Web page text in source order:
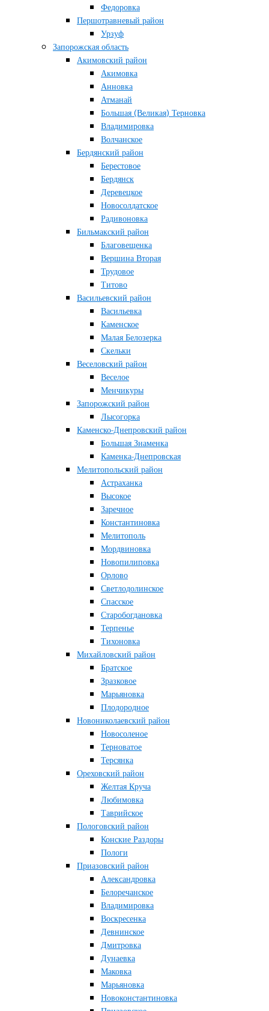
Федоровка
Першотравневый район
Урзуф
Запорожская область
Акимовский район
Акимовка
Анновка
Атманай
Большая (Великая) Терновка
Владимировка
Волчанское
Бердянский район
Берестовое
Бердянск
Деревецкое
Новосолдатское
Радивоновка
Бильмакский район
Благовещенка
Вершина Вторая
Трудовое
Титово
Васильевский район
Васильевка
Каменское
Малая Белозерка
Скельки
Веселовский район
Веселое
Менчикуры
Запорожский район
Лысогорка
Каменско-Днепровский район
Большая Знаменка
Каменка-Днепровская
Мелитопольский район
Астраханка
Высокое
Заречное
Константиновка
Мелитополь
Мордвиновка
Новопилиповка
Орлово
Светлодолинское
Спасское
Старобогдановка
Терпенье
Тихоновка
Михайловский район
Братское
Зразковое
Марьяновка
Плодородное
Новониколаевский район
Новосоленое
Терноватое
Терсянка
Ореховский район
Желтая Круча
Любимовка
Таврийское
Пологовский район
Конские Раздоры
Пологи
Приазовский район
Александровка
Белоречанское
Владимировка
Воскресенка
Девнинское
Дмитровка
Дунаевка
Маковка
Марьяновка
Новоконстантиновка